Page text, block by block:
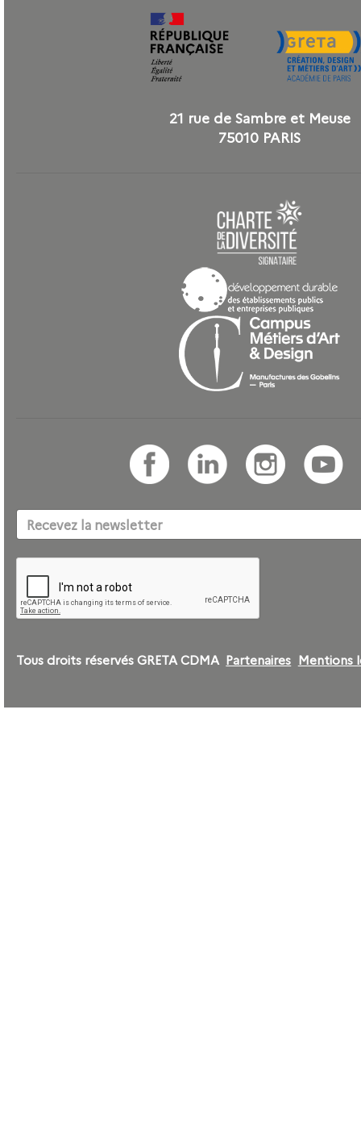
21 rue de Sambre et Meuse
75010 PARIS
Tous droits réservés GRETA CDMA Partenaires Mentions